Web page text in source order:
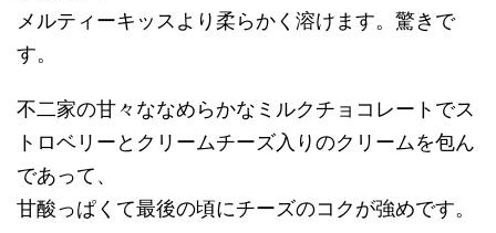
メルティーキッスより柔らかく溶けます。驚きで
す。
不二家の甘々ななめらかなミルクチョコレートでス
トロベリーとクリームチーズ入りのクリームを包ん
であって、
甘酸っぱくて最後の頃にチーズのコクが強めです。